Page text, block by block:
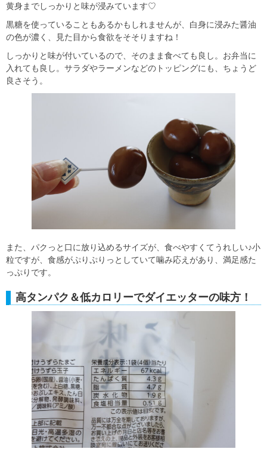
黄身までしっかりと味が浸みています♡
黒糖を使っていることもあるかもしれませんが、白身に浸みた醤油
の色が濃く、見た目から食欲をそそりますね！
しっかりと味が付いているので、そのまま食べても良し。お弁当に
入れても良し。サラダやラーメンなどのトッピングにも、ちょうど
良さそう。
また、パクっと口に放り込めるサイズが、食べやすくてうれしい♪小
粒ですが、食感がぷりぷりっとしていて噛み応えがあり、満足感た
っぷりです。
高タンパク＆低カロリーでダイエッターの味方！